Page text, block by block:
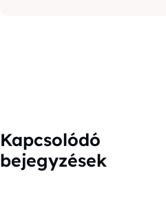
Kapcsolódó
bejegyzések